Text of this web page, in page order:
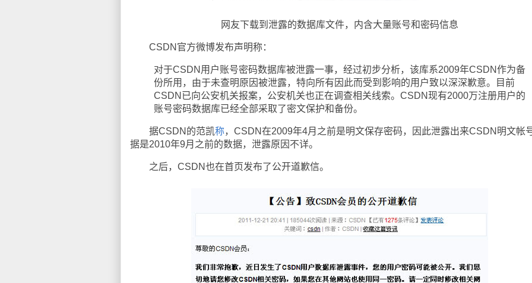
网友下载到泄露的数据库文件，内含大量账号和密码信息
CSDN官方微博发布声明称：
对于CSDN用户账号密码数据库被泄露一事，经过初步分析，该库系2009年CSDN作为备
份所用，由于未查明原因被泄露，特向所有因此而受到影响的用户致以深深歉意。目前
CSDN已向公安机关报案，公安机关也正在调查相关线索。CSDN现有2000万注册用户的
账号密码数据库已经全部采取了密文保护和备份。
据CSDN的范凯称，CSDN在2009年4月之前是明文保存密码，因此泄露出来CSDN明文帐
据是2010年9月之前的数据，泄露原因不详。
之后，CSDN也在首页发布了公开道歉信。